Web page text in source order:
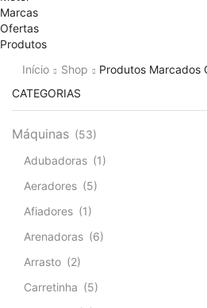
Marcas
Ofertas
Produtos
Início Shop Produtos Marcados
CATEGORIAS
Máquinas (53)
Adubadoras (1)
Aeradores (5)
Afiadores (1)
Arenadoras (6)
Arrasto (2)
Carretinha (5)